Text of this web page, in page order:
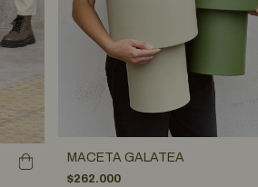
MACETA GALATEA
$262.000